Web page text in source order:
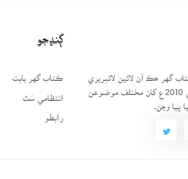
گهر ھڪ آن لائين لائبريري
آھي، جنھن تي 2010ع کان مختلف موضوعن
پيا وڃن.
ڳنڍجو
ڪتاب گهر بابت
انتظامي سَٿ
رابطو